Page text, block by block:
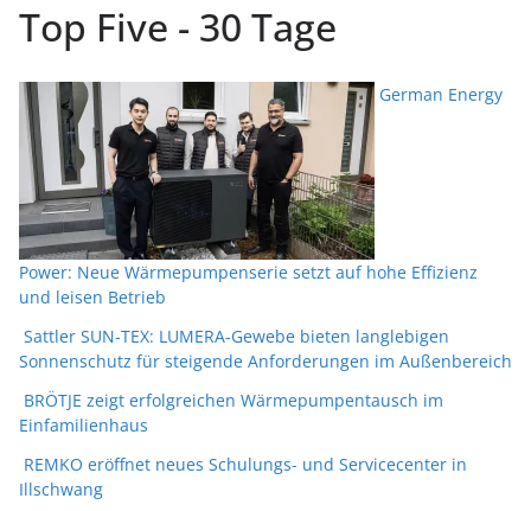
Top Five - 30 Tage
German Energy
Power: Neue Wärmepumpenserie setzt auf hohe Effizienz
und leisen Betrieb
Sattler SUN-TEX: LUMERA-Gewebe bieten langlebigen
Sonnenschutz für steigende Anforderungen im Außenbereich
BRÖTJE zeigt erfolgreichen Wärmepumpentausch im
Einfamilienhaus
REMKO eröffnet neues Schulungs- und Servicecenter in
Illschwang